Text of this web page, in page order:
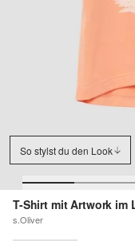
So stylst du den Look
T-Shirt mit Artwork im
s.Oliver